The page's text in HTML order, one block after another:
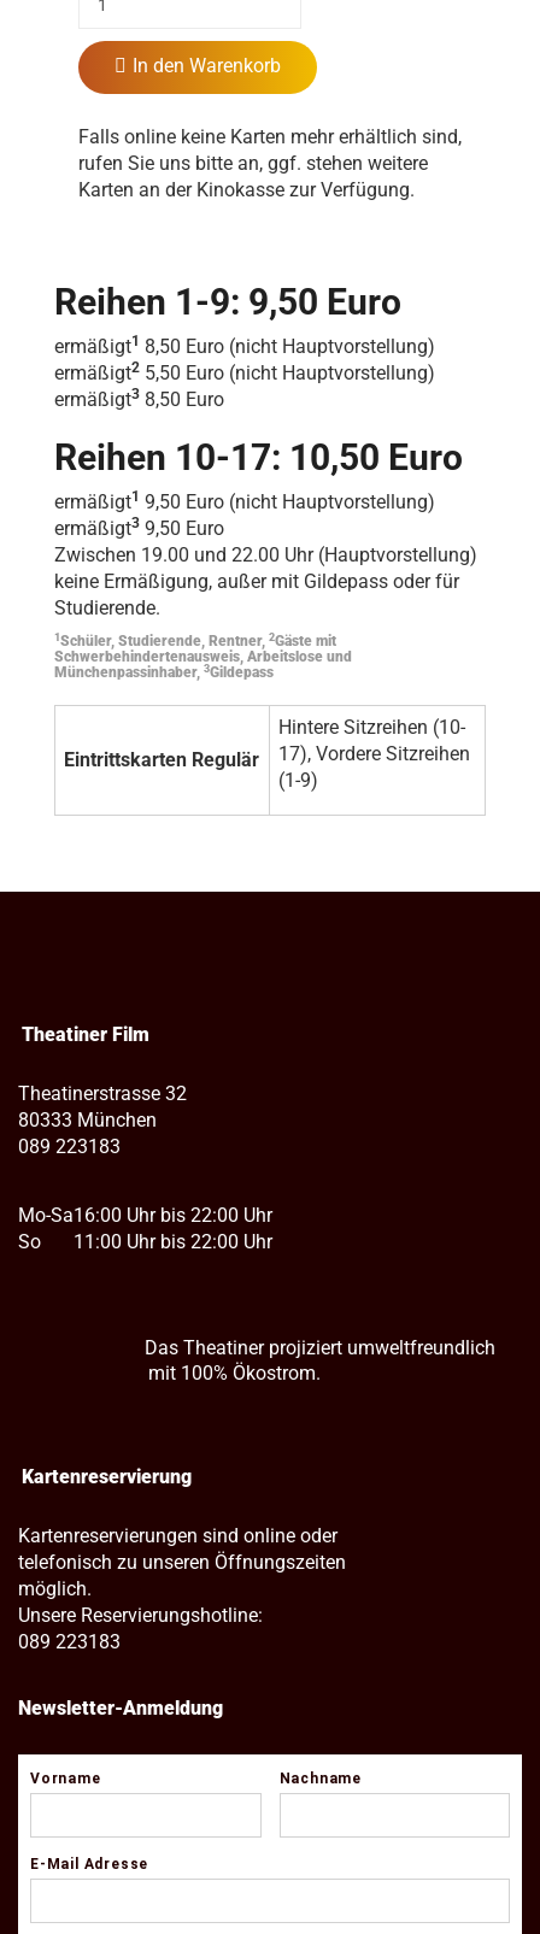
In den Warenkorb
Falls online keine Karten mehr erhältlich sind,
rufen Sie uns bitte an, ggf. stehen weitere
Karten an der Kinokasse zur Verfügung.
Reihen 1-9: 9,50 Euro
ermäßigt1 8,50 Euro (nicht Hauptvorstellung)
ermäßigt2 5,50 Euro (nicht Hauptvorstellung)
ermäßigt3 8,50 Euro
Reihen 10-17: 10,50 Euro
ermäßigt1 9,50 Euro (nicht Hauptvorstellung)
ermäßigt3 9,50 Euro
Zwischen 19.00 und 22.00 Uhr (Hauptvorstellung)
keine Ermäßigung, außer mit Gildepass oder für
Studierende.
1 Schüler, Studierende, Rentner, 2Gäste mit
Schwerbehindertenausweis, Arbeitslose und
Münchenpassinhaber, 3Gildepass
Eintrittskarten Regulär
Hintere Sitzreihen (10-
17), Vordere Sitzreihen
(1-9)
Theatiner Film
Theatinerstrasse 32
80333 München
089 223183
Mo-Sa
So
16:00 Uhr bis 22:00 Uhr
11:00 Uhr bis 22:00 Uhr
Das Theatiner projiziert umweltfreundlich
mit 100% Ökostrom.
Kartenreservierung
Kartenreservierungen sind online oder
telefonisch zu unseren Öffnungszeiten
möglich.
Unsere Reservierungshotline:
089 223183
Newsletter-Anmeldung